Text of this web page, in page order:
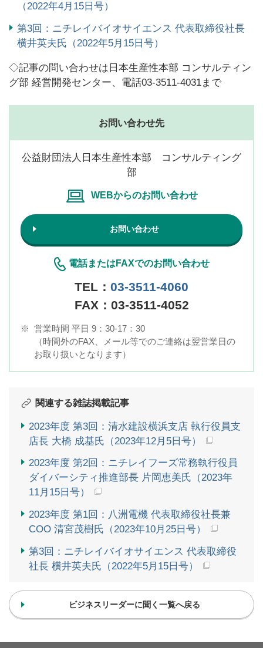
（2022年4月15日号）
第3回：ニチレイバイオサイエンス 代表取締役社長
横井英夫氏（2022年5月15日号）
◇記事の問い合わせは日本生産性本部 コンサルティン
グ部 経営開発センター、電話03-3511-4031まで
お問い合わせ先
公益財団法人日本生産性本部 コンサルティング
部
WEBからのお問い合わせ
お問い合わせ
電話またはFAXでのお問い合わせ
TEL： 03-3511-4060
FAX：03-3511-4052
※ 営業時間 平日 9：30-17：30
（時間外のFAX、メール等でのご連絡は翌営業日の
お取り扱いとなります）
関連する雑誌掲載記事
2023年度 第3回：清水建設横浜支店 執行役員支
店長 大橋 成基氏（2023年12月5日号）
2023年度 第2回：ニチレイフーズ常務執行役員
ダイバーシティ推進部長 片岡恵美氏（2023年
11月15日号）
2023年度 第1回：八洲電機 代表取締役社長兼
COO 清宮茂樹氏（2023年10月25日号）
第3回：ニチレイバイオサイエンス 代表取締役
社長 横井英夫氏（2022年5月15日号）
ビジネスリーダーに聞く一覧へ戻る